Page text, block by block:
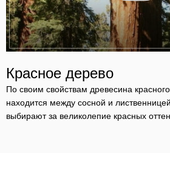
Красное дерево
По своим свойствам древесина
находится между сосной и
выбирают за великолепие красных